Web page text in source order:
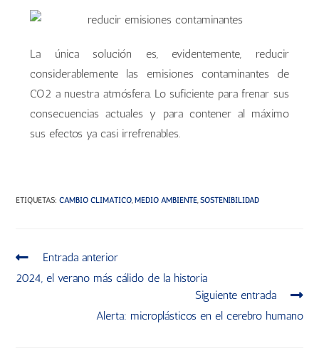
La única solución es, evidentemente, reducir
considerablemente las emisiones contaminantes de
CO2 a nuestra atmósfera. Lo suficiente para frenar sus
consecuencias actuales y para contener al máximo
sus efectos ya casi irrefrenables.
ETIQUETAS:CAMBIO CLIMÁTICO, MEDIO AMBIENTE, SOSTENIBILIDAD
Entrada anterior
2024, el verano más cálido de la historia
Siguiente entrada
Alerta: microplásticos en el cerebro humano